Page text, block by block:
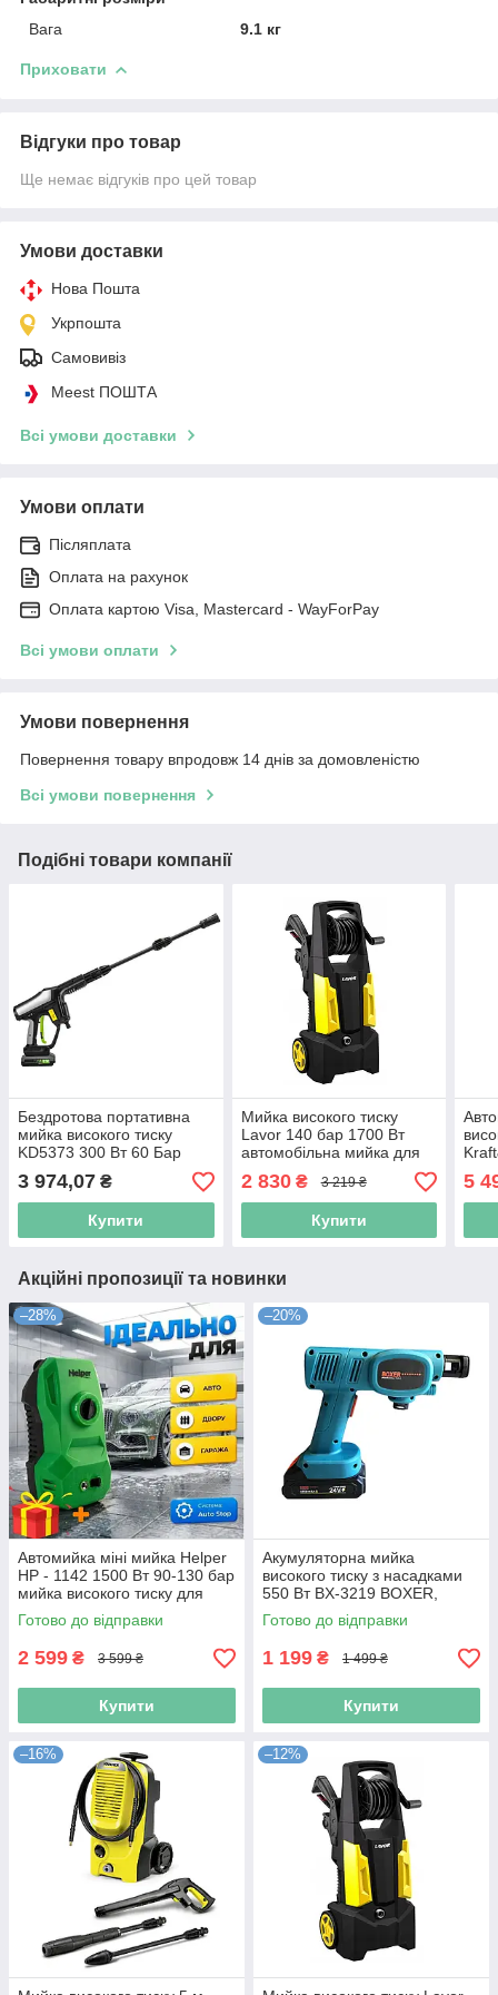
Вага
9.1 кг
Приховати
Відгуки про товар
Ще немає відгуків про цей товар
Умови доставки
Нова Пошта
Укрпошта
Самовивіз
Meest ПОШТА
Всі умови доставки
Умови оплати
Післяплата
Оплата на рахунок
Оплата картою Visa, Mastercard - WayForPay
Всі умови оплати
Умови повернення
Повернення товару впродовж 14 днів за домовленістю
Всі умови повернення
Подібні товари компанії
Бездротова портативна
мийка високого тиску
KD5373 300 Вт 60 Бар
акумуляторний мийний
апарат мийка високого
тиску
3 974,07 ₴
Купити
Мийка високого тиску
Lavor 140 бар 1700 Вт
автомобільна мийка для
очищення кузова плитки
фасаду
2 830₴ 3 219 ₴
Купити
5
Акційні пропозиції та новинки
–28%
Автомийка міні мийка Helper
HP - 1142 1500 Вт 90-130 бар
мийка високого тиску для
дому професійна мийка
Готово до відправки
2 599 ₴ 3 599 ₴
Купити
–20%
Акумуляторна мийка
високого тиску з насадками
550 Вт BX-3219 BOXER,
побутова мийка
Готово до відправки
1 199 ₴ 1 499 ₴
Купити
–16% –12%